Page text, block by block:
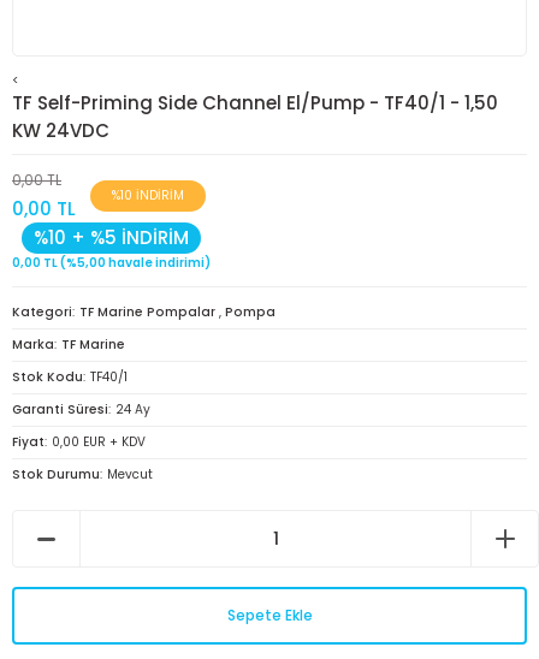
<
TF Self-Priming Side Channel El/Pump - TF40/1 - 1,50
KW 24VDC
0,00 TL
0,00 TL
%10 İNDİRİM
%10 + %5 İNDİRİM
0,00 TL (%5,00 havale indirimi)
Kategori TF Marine Pompalar , Pompa
Marka TF Marine
Stok Kodu TF40/1
Garanti Süresi 24 Ay
Fiyat 0,00 EUR + KDV
Stok Durumu Mevcut
Sepete Ekle